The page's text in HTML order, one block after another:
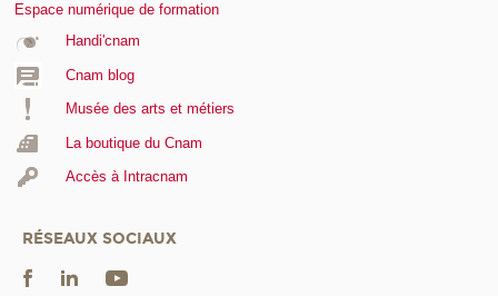
Espace numérique de formation
Handi'cnam
Cnam blog
Musée des arts et métiers
La boutique du Cnam
Accès à Intracnam
RÉSEAUX SOCIAUX